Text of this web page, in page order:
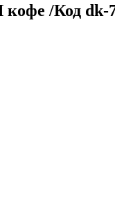
/Код dk-